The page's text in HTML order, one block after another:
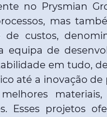
no Prysmian
mas
custos,
equipa de
em tudo,
até a inovação de
materiais,
Esses projetos